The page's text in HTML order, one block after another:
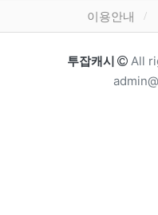
하단 메뉴이용안내
카피라이트
투잡캐시
All